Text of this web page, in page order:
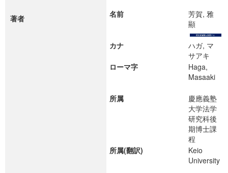
著者 名前
芳賀, 雅
顯
カナ
ハガ, マ
サアキ
ローマ字
Haga,
Masaaki
所属
慶應義塾
大学法学
研究科後
期博士課
程
所属(翻訳)
Keio
University